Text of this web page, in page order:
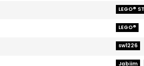
LEGO®
LEGO®
sw1226
Jabiim